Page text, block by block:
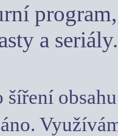
a seriály.